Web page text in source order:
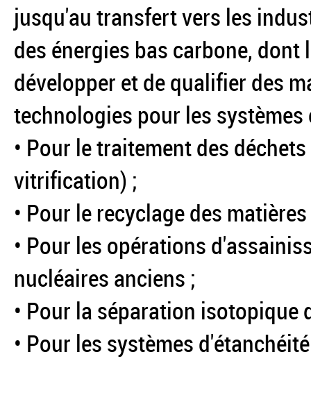
jusqu'au transfert vers les
des énergies bas carbone,
développer et de qualifier des
technologies pour les
• Pour le traitement des
vitrification) ;
• Pour le recyclage des
• Pour les opérations
nucléaires anciens ;
• Pour la séparation
• Pour les systèmes